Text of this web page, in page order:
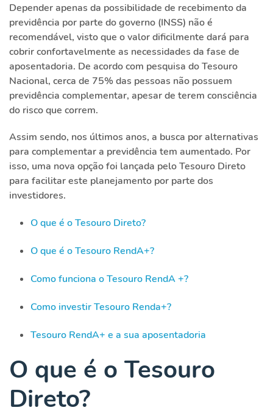
Depender apenas da possibilidade de recebimento da
previdência por parte do governo (INSS) não é
recomendável, visto que o valor dificilmente dará para
cobrir confortavelmente as necessidades da fase de
aposentadoria. De acordo com pesquisa do Tesouro
Nacional, cerca de 75% das pessoas não possuem
previdência complementar, apesar de terem consciência
do risco que correm.
Assim sendo, nos últimos anos, a busca por alternativas
para complementar a previdência tem aumentado. Por
isso, uma nova opção foi lançada pelo Tesouro Direto
para facilitar este planejamento por parte dos
investidores.
O que é o Tesouro Direto?
O que é o Tesouro RendA+?
Como funciona o Tesouro RendA +?
Como investir Tesouro Renda+?
Tesouro RendA+ e a sua aposentadoria
O que é o Tesouro
Direto?